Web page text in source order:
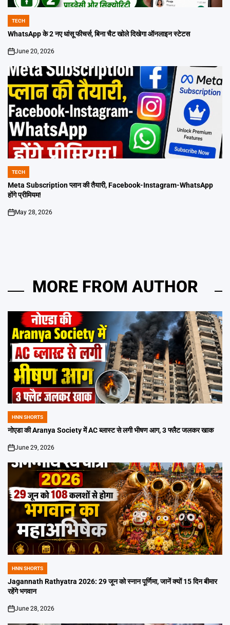
POSTED
IN
TECH
WhatsApp के 2 नए धांसू फीचर्स, बिना चैट खोले दिखेगा ऑनलाइन स्टेटस
on
June 20, 2026
POSTED
IN
TECH
Meta Subscription प्लान की तैयारी, Facebook-Instagram-WhatsApp
होंगे प्रीमियम!
on
May 28, 2026
MORE FROM AUTHOR
POSTED
IN
HNN SHORTS
नोएडा की Aranya Society में AC ब्लास्ट से लगी भीषण आग, 3 फ्लैट जलकर खाक
on
June 29, 2026
POSTED
IN
HNN SHORTS
Jagannath Rathyatra 2026: 29 जून को स्नान पूर्णिमा, जानें क्यों 15 दिन बीमार
रहेंगे भगवान
on
June 28, 2026